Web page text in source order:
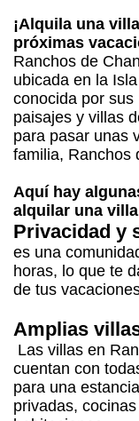
¡Alquila una
próximas
Ranchos de
ubicada en la
conocida por
paisajes y villas
para pasar unas
familia, Ranchos
Aquí hay
alquilar una
Privacidad y
es una
horas, lo que te
de tus
Amplias
Las villas en
cuentan con
para una
privadas,